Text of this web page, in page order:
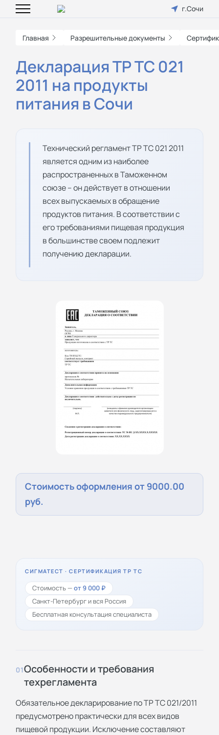
г.Сочи
Главная Разрешительные документы
Декларация ТР ТС 021
2011 на продукты
питания в Сочи
Технический регламент ТР ТС 021 2011
является одним из наиболее
распространенных в Таможенном
союзе – он действует в отношении
всех выпускаемых в обращение
продуктов питания. В соответствии с
его требованиями пищевая продукция
в большинстве своем подлежит
получению декларации.
Стоимость оформления от 9000.00
руб.
СИГМАТЕСТ · СЕРТИФИКАЦИЯ ТР ТС
Стоимость —от 9 000 ₽
Санкт-Петербург и вся Россия
Бесплатная консультация специалиста
01Особенности и требования
техрегламента
Обязательное декларирование по ТР ТС 021/2011
предусмотрено практически для всех видов
пищевой продукции. Исключение составляют